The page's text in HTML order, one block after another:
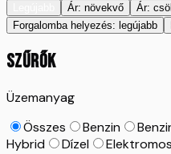
Ár: növekvő
Ár:
Forgalomba helyezés: legújabb
SZŰRŐK
Üzemanyag
Összes
Benzin
Hybrid
Dízel Elektromos